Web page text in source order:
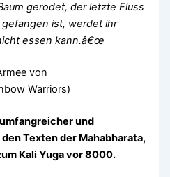
gerodet, der letzte Fluss
ist, werdet ihr
essen kann.â€œ
von
Warriors)
und
Texten der Mahabharata,
Kali Yuga vor 8000.